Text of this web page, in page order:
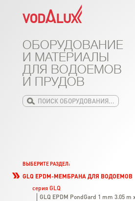
ОБОРУДОВАНИЕ
И МАТЕРИАЛЫ
ДЛЯ ВОДОЕМОВ
И ПРУДОВ
ВЫБЕРИТЕ РАЗДЕЛ:
GLQ EPDM-МЕМБРАНА ДЛЯ ВОДОЕМОВ
серия GLQ
GLQ EPDM PondGard 1 mm 3.05 m